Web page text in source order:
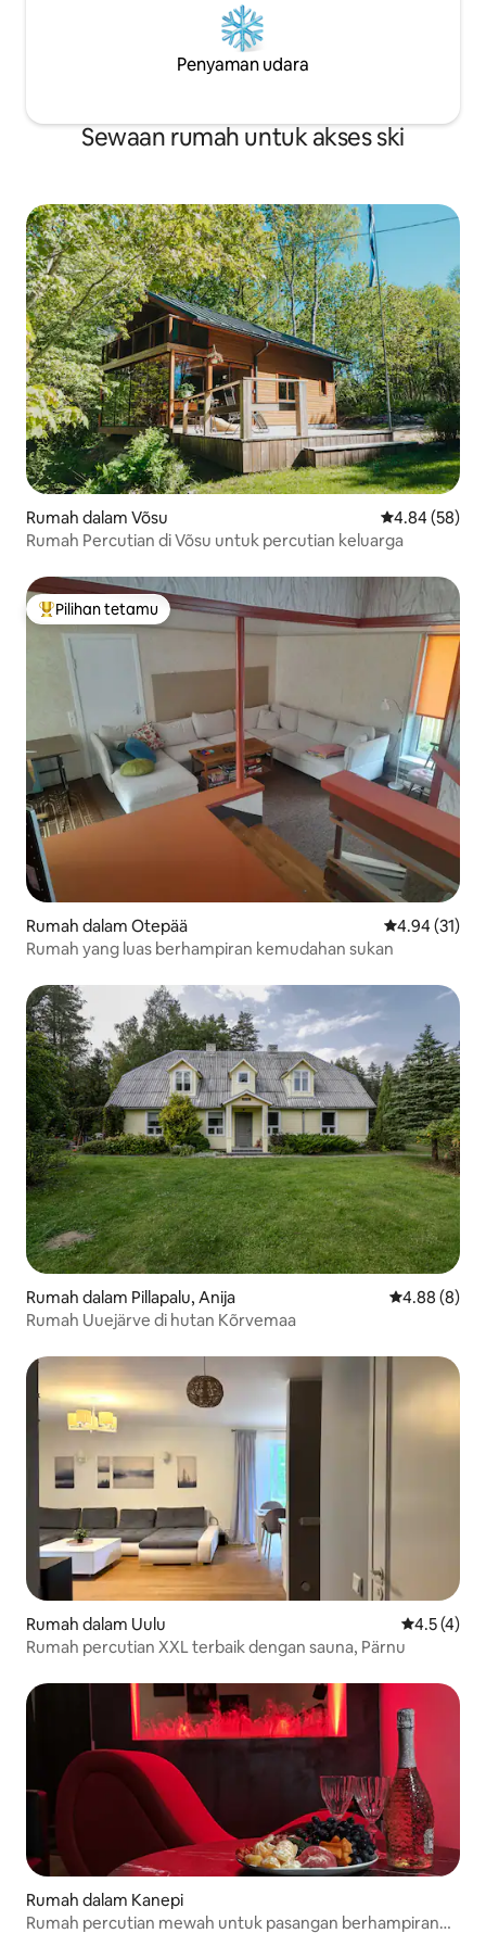
Penyaman udara
Sewaan rumah untuk akses ski
Rumah dalam Võsu Penarafan
4.84 (58)
Rumah Percutian di Võsu untuk percutian keluarga
Pilihan utama tetamu
Pilihan tetamu
Rumah dalam Otepää Penarafan
4.94 (31)
Rumah yang luas berhampiran kemudahan sukan
Rumah dalam Pillapalu, Anija Penarafan
4.88 (8)
Rumah Uuejärve di hutan Kõrvemaa
Rumah dalam Uulu Penarafan
4.5 (4)
Rumah percutian XXL terbaik dengan sauna, Pärnu
Rumah dalam Kanepi
Rumah percutian mewah untuk pasangan berhampiran